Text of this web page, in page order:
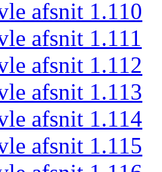
afsnit 1.110
afsnit 1.111
afsnit 1.112
afsnit 1.113
afsnit 1.114
afsnit 1.115